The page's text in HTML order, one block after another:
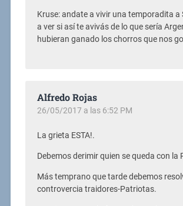
Kruse: andate a vivir una temporadita a
a ver si así te avivás de lo que sería
hubieran ganado los chorros que nos
Alfredo Rojas
26/05/2017 a las 6:52 PM
La grieta ESTA!.
Debemos derimir quien se queda con la
Más temprano que tarde debemos
controvercia traidores-Patriotas.